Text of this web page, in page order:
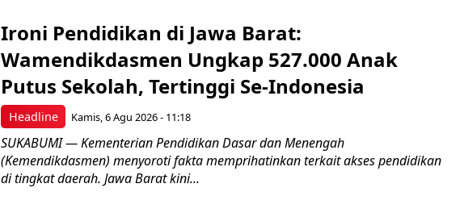
Headline
Ironi Pendidikan di Jawa Barat:
Wamendikdasmen Ungkap 527.000 Anak
Putus Sekolah, Tertinggi Se-Indonesia
Kamis, 6 Agu 2026 - 11:18
SUKABUMI — Kementerian Pendidikan Dasar dan Menengah
(Kemendikdasmen) menyoroti fakta memprihatinkan terkait akses pendidikan
di tingkat daerah. Jawa Barat kini...